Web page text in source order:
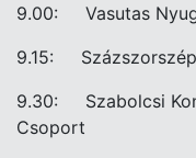
9.00: Vasutas
9.15:
9.30: Szabolcsi
Csoport